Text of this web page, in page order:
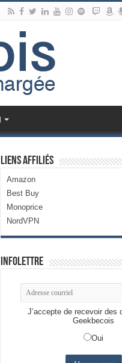
Liens Affiliés
Amazon
Best Buy
Monoprice
NordVPN
Infolettre
J’accepte de recevoir des
Geekbecois
Oui